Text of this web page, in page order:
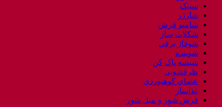
سینک
شارژر
شامپو فرش
شکلات ساز
شوفاژ برقی
شوینده
شیشه پاک کن
ظرفشویی
عصای کوهنوردی
غذاساز
فرش شور و مبل شور